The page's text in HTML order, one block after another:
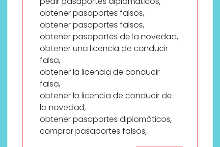
obtener pasaportes falsos,
obtener pasaportes falsos,
obtener pasaportes de la novedad,
obtener una licencia de conducir
falsa,
obtener la licencia de conducir
falsa,
obtener la licencia de conducir de
la novedad,
obtener pasaportes diplomáticos,
comprar pasaportes falsos,